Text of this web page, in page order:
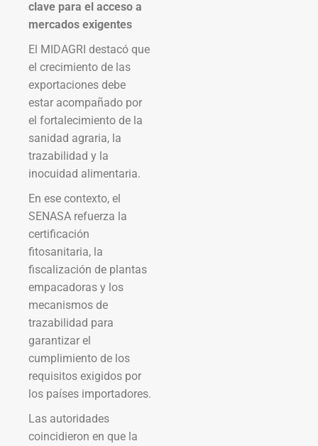
clave para el acceso a
mercados exigentes
El MIDAGRI destacó que
el crecimiento de las
exportaciones debe
estar acompañado por
el fortalecimiento de la
sanidad agraria, la
trazabilidad y la
inocuidad alimentaria.
En ese contexto, el
SENASA refuerza la
certificación
fitosanitaria, la
fiscalización de plantas
empacadoras y los
mecanismos de
trazabilidad para
garantizar el
cumplimiento de los
requisitos exigidos por
los países importadores.
Las autoridades
coincidieron en que la